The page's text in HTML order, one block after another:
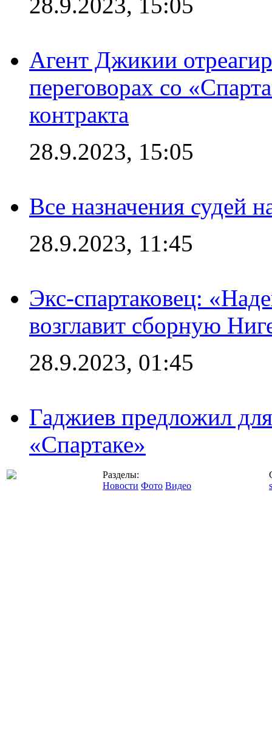
Агент Джикии
переговорах со
контракта
28.9.2023, 15:05
Все назначения судей
28.9.2023, 11:45
Экс-спартаковец:
возглавит сборную
28.9.2023, 01:45
Гаджиев предложил
«Спартаке»
Разделы:
Новости Фото Видео